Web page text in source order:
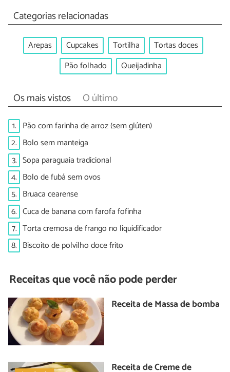
Categorias relacionadas
Arepas Cupcakes Tortilha
Tortas doces
Pão folhado
Queijadinha
Os mais vistos O último
1. Pão com farinha de arroz (sem glúten)
2. Bolo sem manteiga
3. Sopa paraguaia tradicional
4. Bolo de fubá sem ovos
5. Bruaca cearense
6. Cuca de banana com farofa fofinha
7. Torta cremosa de frango no liquidificador
8. Biscoito de polvilho doce frito
Receitas que você não pode perder
Receita de Massa de bomba
Receita de Creme de